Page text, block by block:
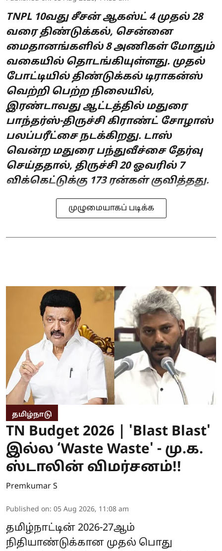
TNPL 10வது சீசன் ஆகஸ்ட் 4 முதல் 28
வரை திண்டுக்கல், சென்னை
மைதானங்களில் 8 அணிகள் மோதும்
வகையில் தொடங்கியுள்ளது. முதல்
போட்டியில் திண்டுக்கல் டிராகன்ஸ்
வெற்றி பெற்ற நிலையில்,
இரண்டாவது ஆட்டத்தில் மதுரை
பாந்தர்ஸ்-திருச்சி கிராண்ட் சோழாஸ்
பலப்பரீட்சை நடக்கிறது. டாஸ்
வென்ற மதுரை பந்துவீச்சை தேர்வு
செய்ததால், திருச்சி 20 ஓவரில் 7
விக்கெட்டுக்கு 173 ரன்கள் குவித்தது.
முழுமையாகப் படிக்க
தமிழ்நாடு
TN Budget 2026 | 'Blast Blast'
இல்ல ‘Waste Waste' - மு.க.
ஸ்டாலின் விமர்சனம்!!
Premkumar S
Published on: 05 Aug 2026, 11:08 am
தமிழ்நாட்டின் 2026-27ஆம்
நிதியாண்டுக்கான முதல் பொது